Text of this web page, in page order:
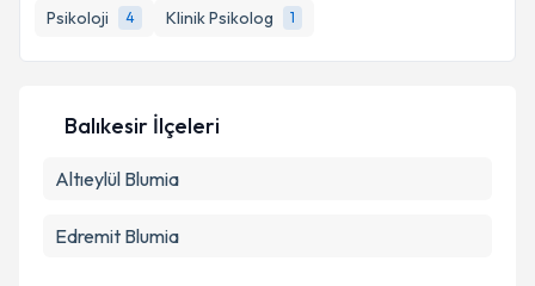
Psikoloji
4 Klinik Psikolog 1
bilgilendireceğiz.
E-posta Adresiniz
Kişisel verilerimin işlenmesine ilişkin
kapsamda işlenmesini kabul ediyorum.
Balıkesir İlçeleri
Altıeylül Blumia
Edremit Blumia